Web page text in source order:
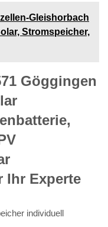
Gleishorbach
Stromspeicher,
Göggingen
Ihr Experte
individuell